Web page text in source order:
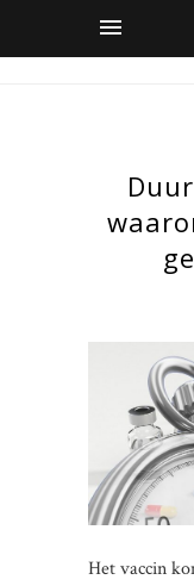
Het vaccin